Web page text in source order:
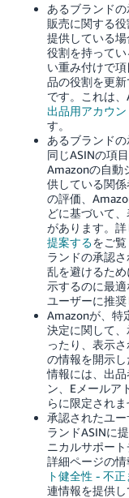
あるブランド
販売に関する
提供している
役割を持って
い重み付けで
品の役割を更
です。これは
出品用アカウ
す。
あるブランド
同じASINの項
Amazonの自動
供している関
の評価、
どに基づいて
があります。 詳
提案するをご覧
ランドの承認
乱を避けるた
示するのに最
ユーザーに推奨
Amazonが、特
決定に関して
ったり、表示
の情報を開示
情報には、出
ン、Eメールア
らに限定されま
承認されたユ
ランドASINに
ニカルサポート
詳細ページの情
ト健全性 - 不
連情報を提供し